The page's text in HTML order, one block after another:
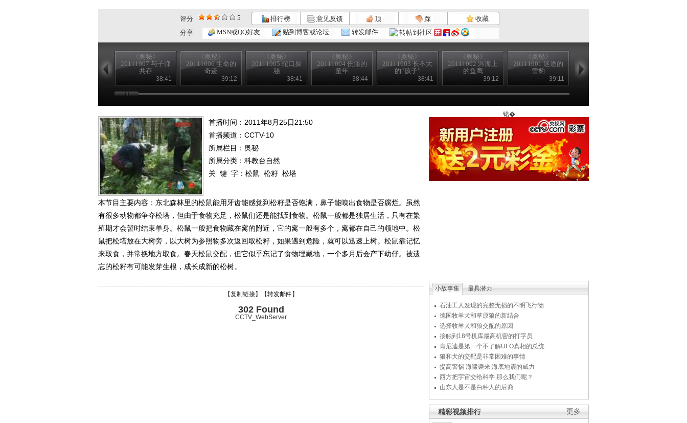
评分 5 排行榜 意见反馈 顶 踩
收藏
分享
MSN或QQ好友 贴到博客或论坛 转发邮件 转帖到社区
《奥秘》
20111007 与子弹
共存
38:41
《奥秘》
20111006 生命的
奇迹
39:12
《奥秘》
20111005 蛇口探
秘
38:41
《奥秘》
20111004 伤痛的
童年
38:44
《奥秘》
20111003 长不大
的“孩子”
38:41
《奥秘》
20111002 洱海上
的鱼鹰
39:12
《奥秘》
20111001 迷途的
雪豹
39:11
20110929 无价宝
首播时间：2011年8月25日21:50
首播频道： CCTV-10
所属栏目： 奥秘
所属分类：科教台自然
关 键 字： 松鼠 松籽 松塔
本节目主要内容：东北森林里的松鼠能用牙齿能感觉到松籽是否饱满，鼻子能嗅出食物是否腐烂。虽然
有很多动物都争夺松塔，但由于食物充足，松鼠们还是能找到食物。松鼠一般都是独居生活，只有在繁
殖期才会暂时结束单身。松鼠一般把食物藏在窝的附近，它的窝一般有多个，窝都在自己的领地中。松
鼠把松塔放在大树旁，以大树为参照物多次返回取松籽，如果遇到危险，就可以迅速上树。松鼠靠记忆
来取食，并常换地方取食。春天松鼠交配，但它似乎忘记了食物埋藏地，一个多月后会产下幼仔。被遗
忘的松籽有可能发芽生根，成长成新的松树。
【复制链接】【转发邮件 】
302 Found
CCTV_WebServer
锘�
小故事集 最具潜力
石油工人发现的完整无损的不明飞行物
德国牧羊犬和草原狼的新结合
选择牧羊犬和狼交配的原因
接触到18号机库最高机密的打字员
肯尼迪是第一个不了解UFO真相的总统
狼和犬的交配是非常困难的事情
提高警惕 海啸袭来 海底地震的威力
西方把宇宙交给科学 那么我们呢？
山东人是不是白种人的后裔
更多
精彩视频排行